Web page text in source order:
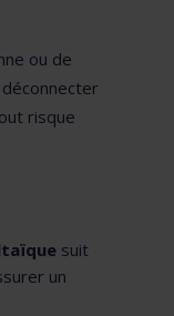
ou de
risque
suit
un